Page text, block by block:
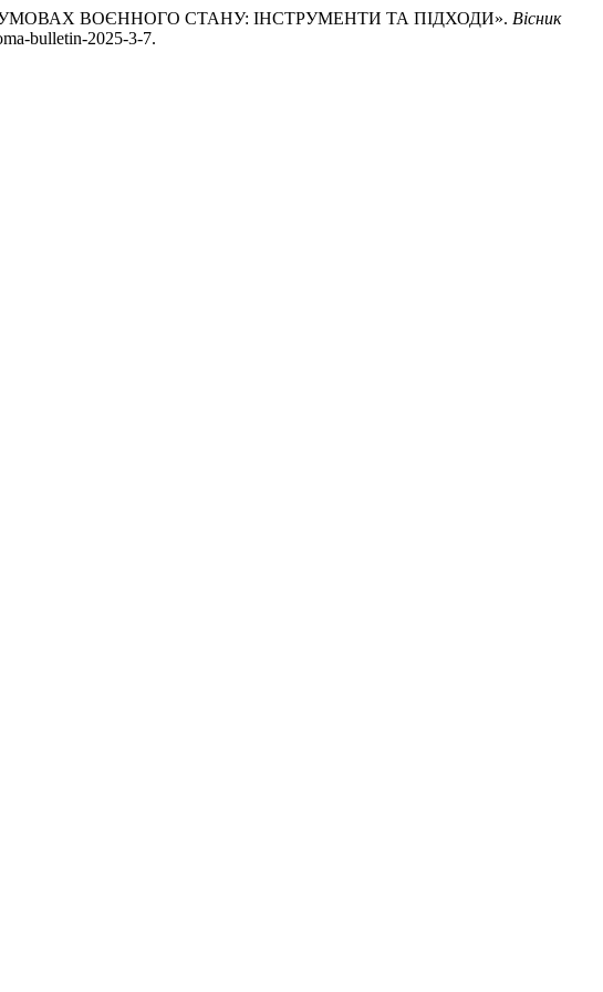
В УМОВАХ ВОЄННОГО СТАНУ: ІНСТРУМЕНТИ ТА ПІДХОДИ». Вісник
bulletin-2025-3-7.